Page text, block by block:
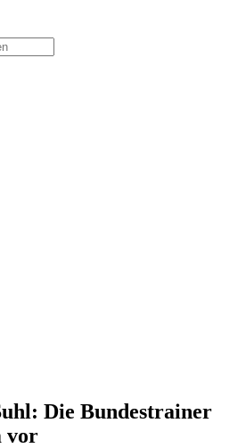
Die Bundestrainer
vor